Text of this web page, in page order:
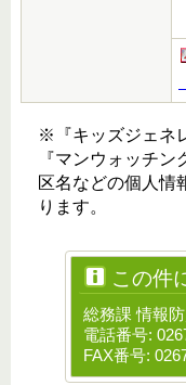
※『キッズジェネ
『マンウォッチン
区名などの個人情
ります。
この件
総務課 情報
電話番号:
FAX番号: